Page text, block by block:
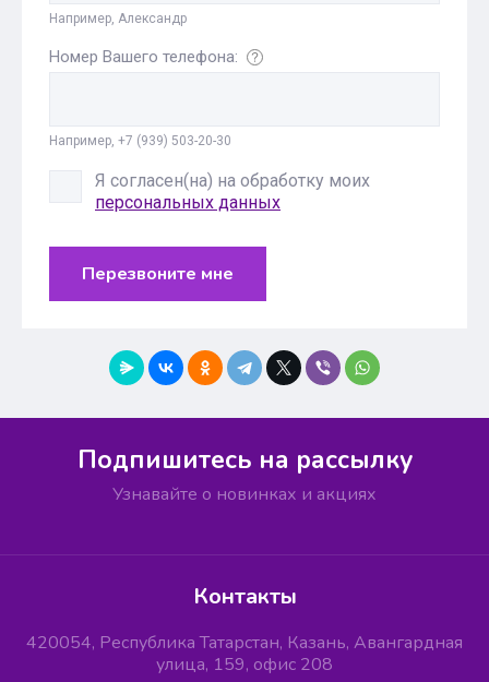
Например, Александр
Номер Вашего телефона:
Например, +7 (939) 503-20-30
Я согласен(на) на обработку моих
персональных данных
Перезвоните мне
Подпишитесь на рассылку
Узнавайте о новинках и акциях
Контакты
420054, Республика Татарстан, Казань, Авангардная
улица, 159, офис 208